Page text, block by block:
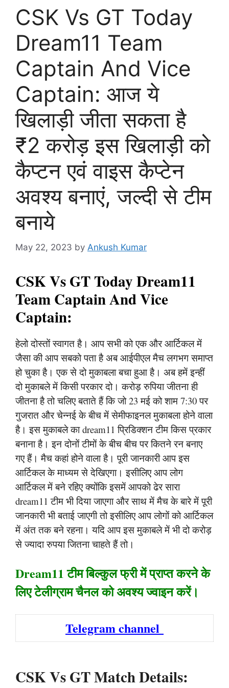
CSK Vs GT Today
Dream11 Team
Captain And Vice
Captain: आज ये
खिलाड़ी जीता सकता है
₹2 करोड़ इस खिलाड़ी को
कैप्टन एवं वाइस कैप्टेन
अवश्य बनाएं, जल्दी से टीम
बनाये
May 22, 2023 by Ankush Kumar
CSK Vs GT Today Dream11
Team Captain And Vice
Captain:
हेलो दोस्तों स्वागत है। आप सभी को एक और आर्टिकल में
जैसा की आप सबको पता है अब आईपीएल मैच लगभग समाप्त
हो चुका है। एक से दो मुकाबला बचा हुआ है। अब हमें इन्हीं
दो मुकाबले में किसी परकार दो। करोड़ रुपिया जीतना ही
जीतना है तो चलिए बताते हैं कि जो 23 मई को शाम 7:30 पर
गुजरात और चेन्नई के बीच में सेमीफाइनल मुकाबला होने वाला
है। इस मुकाबले का dream11 प्रिडिक्शन टीम किस प्रकार
बनाना है। इन दोनों टीमों के बीच बीच पर कितने रन बनाए
गए हैं। मैच कहां होने वाला है। पूरी जानकारी आप इस
आर्टिकल के माध्यम से देखिएगा। इसीलिए आप लोग
आर्टिकल में बने रहिए क्योंकि इसमें आपको ढेर सारा
dream11 टीम भी दिया जाएगा और साथ में मैच के बारे में पूरी
जानकारी भी बताई जाएगी तो इसीलिए आप लोगों को आर्टिकल
में अंत तक बने रहना। यदि आप इस मुकाबले में भी दो करोड़
से ज्यादा रुपया जितना चाहते हैं तो।
Dream11 टीम बिल्कुल फ्री में प्राप्त करने के
लिए टेलीग्राम चैनल को अवश्य ज्वाइन करें।
Telegram channel
CSK Vs GT Match Details: